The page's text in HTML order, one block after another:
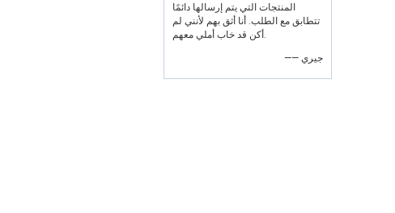
المنتجات التي يتم إرسالها دائمًا
تتطابق مع الطلب. أنا أثق بهم لأنني لم
أكن قد خاب أملي معهم.
—— جيري